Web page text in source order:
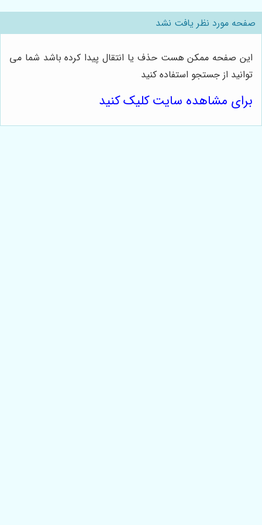
صفحه مورد نظر یافت نشد
این صفحه ممکن هست حذف یا انتقال پیدا کرده باشد شما می
توانید از جستجو استفاده کنید
برای مشاهده سایت کلیک کنید